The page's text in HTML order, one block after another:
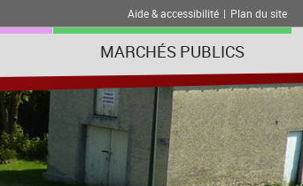
Aide & accessibilité | Plan du site
MARCHÉS PUBLICS